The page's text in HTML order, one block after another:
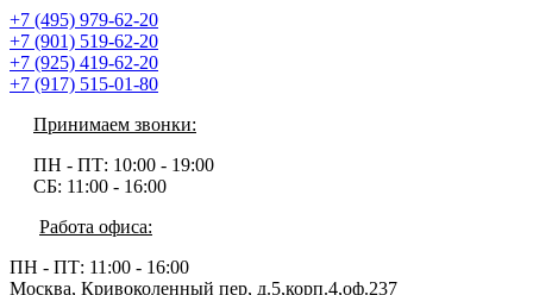
+7 (495) 979-62-20
+7 (901) 519-62-20
+7 (925) 419-62-20
+7 (917) 515-01-80
Принимаем звонки:
ПН - ПТ: 10:00 - 19:00
СБ: 11:00 - 16:00
Работа офиса:
ПН - ПТ: 11:00 - 16:00
Москва, Кривоколенный пер, д.5,корп.4,оф.237